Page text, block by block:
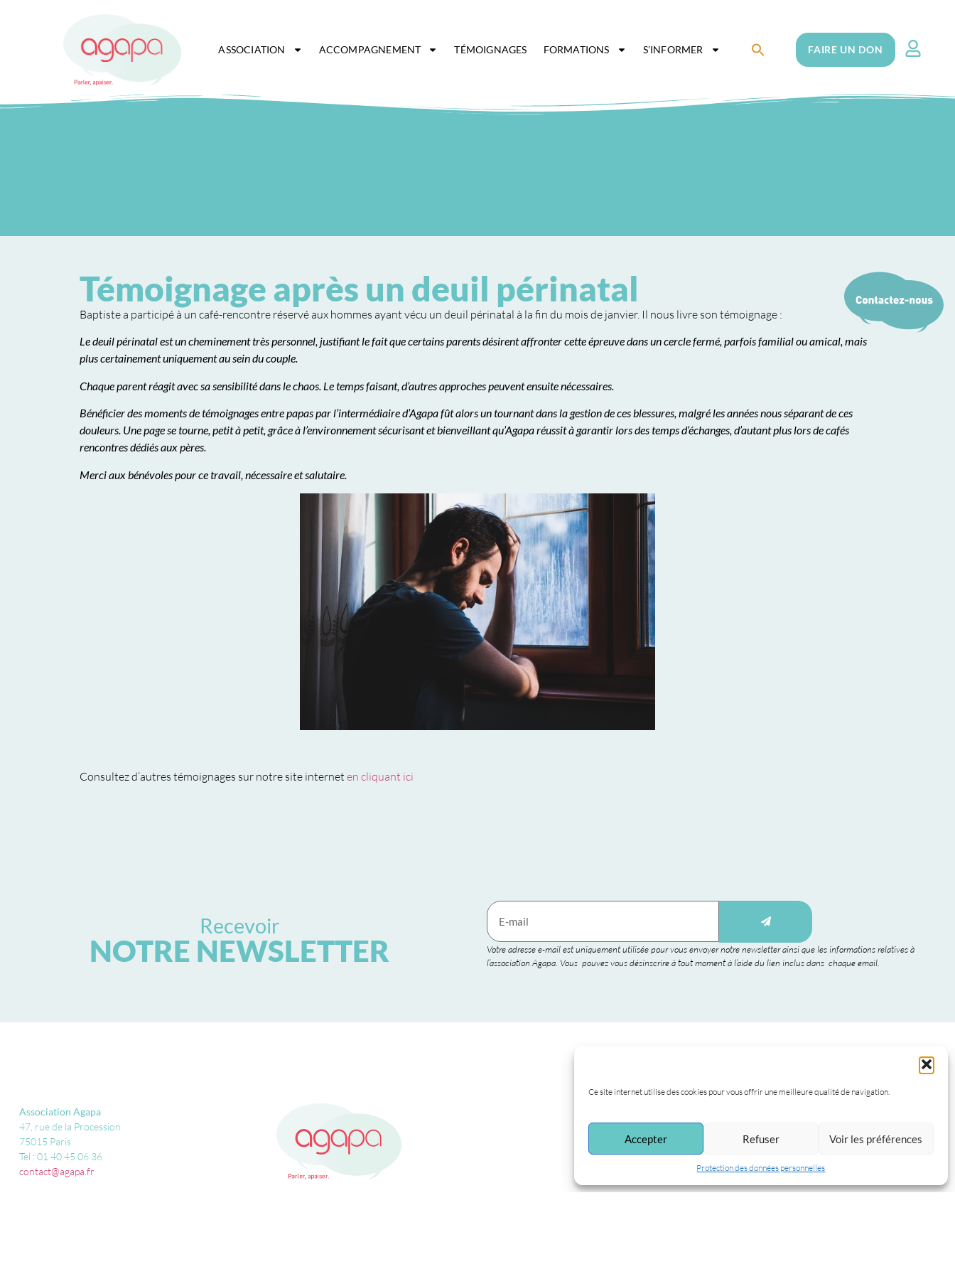
Ce site internet utilise des cookies pour vous offrir une meilleure qualité de navigation.
Accepter Refuser Voir les préférences
Protection des données personnelles
ASSOCIATION ACCOMPAGNEMENT TÉMOIGNAGES FORMATIONS S’INFORMER
Search
Search Button
FAIRE UN DON
Témoignage après un deuil périnatal
Baptiste a participé à un café-rencontre réservé aux hommes ayant vécu un deuil périnatal à la fin du mois de janvier. Il nous livre son témoignage :
Le deuil périnatal est un cheminement très personnel, justifiant le fait que certains parents désirent affronter cette épreuve dans un cercle fermé, parfois familial ou amical, mais
plus certainement uniquement au sein du couple.
Chaque parent réagit avec sa sensibilité dans le chaos. Le temps faisant, d’autres approches peuvent ensuite nécessaires.
Bénéficier des moments de témoignages entre papas par l’intermédiaire d’Agapa fût alors un tournant dans la gestion de ces blessures, malgré les années nous séparant de ces
douleurs. Une page se tourne, petit à petit, grâce à l’environnement sécurisant et bienveillant qu’Agapa réussit à garantir lors des temps d’échanges, d’autant plus lors de cafés
rencontres dédiés aux pères.
Merci aux bénévoles pour ce travail, nécessaire et salutaire.
Consultez d’autres témoignages sur notre site internet en cliquant ici
Recevoir
NOTRE NEWSLETTER
Votre adresse e-mail est uniquement utilisée pour vous envoyer notre newsletter ainsi que les informations relatives à
l’association Agapa. Vous pouvez vous désinscrire à tout moment à l’aide du lien inclus dans chaque email.
Association Agapa
47, rue de la Procession
75015 Paris
Tel : 01 40 45 06 36
contact@agapa.fr